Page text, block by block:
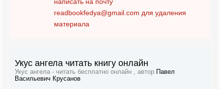
readbookfedya@gmail.com для удаления
материала
Укус ангела читать книгу онлайн
Укус ангела - читать бесплатно онлайн , автор
Павел
Васильевич Крусанов